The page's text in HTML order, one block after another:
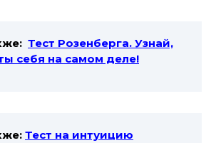
Тест Розенберга. Узнай,
себя на самом деле!
Тест на интуицию